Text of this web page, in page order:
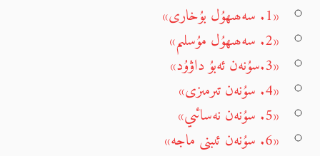
«1. سەھىھۇل بۇخارى»
«2. سەھىھۇل مۇسلىم»
«3.سۇنەن ئەبۇ داۋۇد»
«4. سۇنەن تىرمىزى»
«5. سۇنەن نەسائىي»
«6. سۇنەن ئىبنى ماجە»